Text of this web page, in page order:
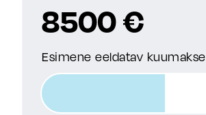
8500 €
Esimene eeldatav kuumakse